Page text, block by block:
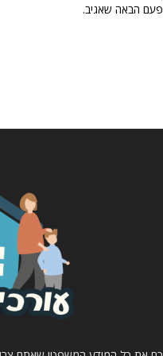
הבאה שאגיב.